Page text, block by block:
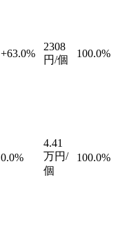
+63.0%
2308
円/個
100.0%
0.0%
4.41
万円/
個
100.0%